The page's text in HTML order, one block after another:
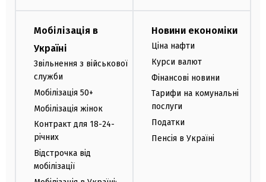
Мобілізація в
Україні
Звільнення з військової
служби
Мобілізація 50+
Мобілізація жінок
Контракт для 18-24-
річних
Відстрочка від
мобілізації
Новини економіки
Ціна нафти
Курси валют
Фінансові новини
Тарифи на комунальні
послуги
Податки
Пенсія в Україні